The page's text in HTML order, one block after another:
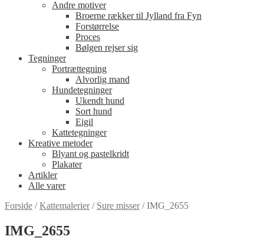
Andre motiver
Broerne rækker til Jylland fra Fyn
Forstørrelse
Proces
Bølgen rejser sig
Tegninger
Portrættegning
Alvorlig mand
Hundetegninger
Ukendt hund
Sort hund
Eigil
Kattetegninger
Kreative metoder
Blyant og pastelkridt
Plakater
Artikler
Alle varer
Forside /Kattemalerier/ Sure misser/IMG_2655
IMG_2655